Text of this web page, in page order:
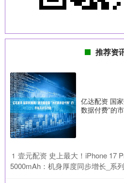
推荐资
亿达配资 国
数据付费”的
1 壹元配资 史上最大！iPhone 17
5000mAh：机身厚度同步增长_系